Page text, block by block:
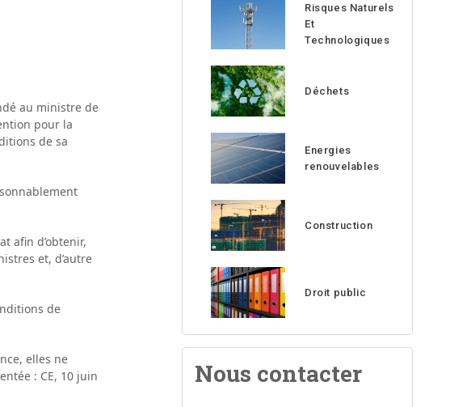
au ministre de
pour la
de sa
afin d’obtenir,
et, d’autre
de
elles ne
: CE, 10 juin
Risques Naturels
Et
Technologiques
Déchets
Energies
renouvelables
Construction
Droit public
Nous contacter